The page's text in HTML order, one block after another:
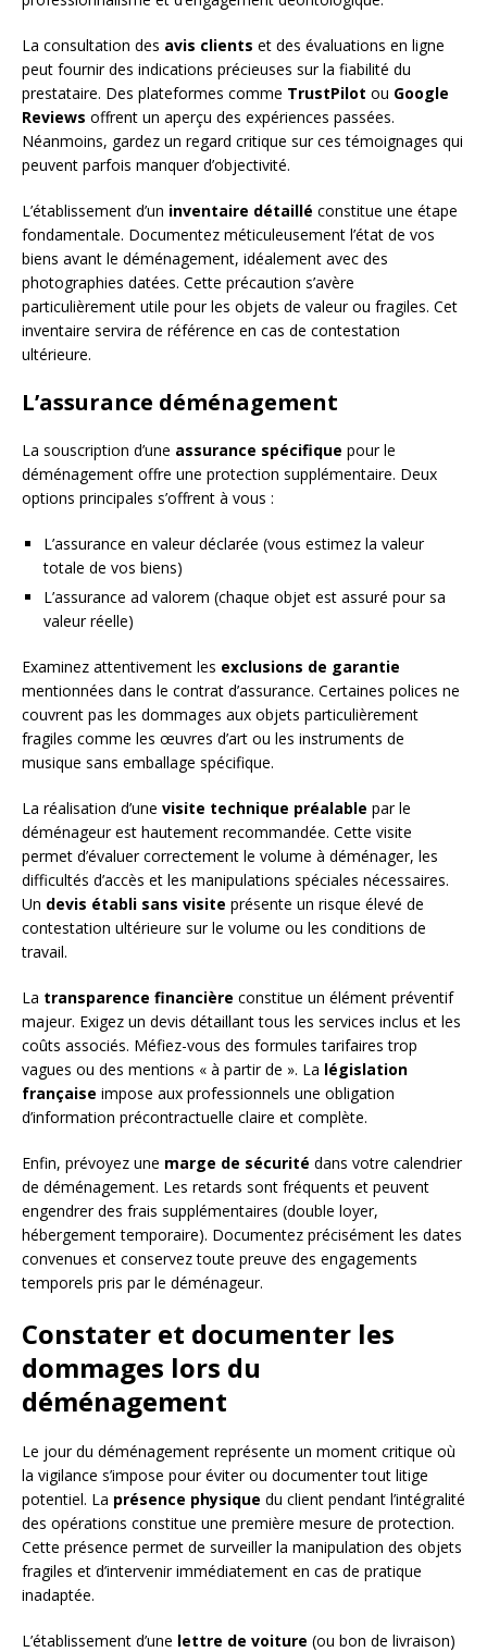
La consultation des avis clients et des évaluations en ligne
peut fournir des indications précieuses sur la fiabilité du
prestataire. Des plateformes comme TrustPilot ou Google
Reviews offrent un aperçu des expériences passées.
Néanmoins, gardez un regard critique sur ces témoignages qui
peuvent parfois manquer d’objectivité.
L’établissement d’un inventaire détaillé constitue une étape
fondamentale. Documentez méticuleusement l’état de vos
biens avant le déménagement, idéalement avec des
photographies datées. Cette précaution s’avère
particulièrement utile pour les objets de valeur ou fragiles. Cet
inventaire servira de référence en cas de contestation
ultérieure.
L’assurance déménagement
La souscription d’une assurance spécifique pour le
déménagement offre une protection supplémentaire. Deux
options principales s’offrent à vous :
L’assurance en valeur déclarée (vous estimez la valeur
totale de vos biens)
L’assurance ad valorem (chaque objet est assuré pour sa
valeur réelle)
Examinez attentivement les exclusions de garantie
mentionnées dans le contrat d’assurance. Certaines polices ne
couvrent pas les dommages aux objets particulièrement
fragiles comme les œuvres d’art ou les instruments de
musique sans emballage spécifique.
La réalisation d’une visite technique préalable par le
déménageur est hautement recommandée. Cette visite
permet d’évaluer correctement le volume à déménager, les
difficultés d’accès et les manipulations spéciales nécessaires.
Un devis établi sans visite présente un risque élevé de
contestation ultérieure sur le volume ou les conditions de
travail.
La transparence financière constitue un élément préventif
majeur. Exigez un devis détaillant tous les services inclus et les
coûts associés. Méfiez-vous des formules tarifaires trop
vagues ou des mentions « à partir de ». La législation
française impose aux professionnels une obligation
d’information précontractuelle claire et complète.
Enfin, prévoyez une marge de sécurité dans votre calendrier
de déménagement. Les retards sont fréquents et peuvent
engendrer des frais supplémentaires (double loyer,
hébergement temporaire). Documentez précisément les dates
convenues et conservez toute preuve des engagements
temporels pris par le déménageur.
Constater et documenter les
dommages lors du
déménagement
Le jour du déménagement représente un moment critique où
la vigilance s’impose pour éviter ou documenter tout litige
potentiel. La présence physique du client pendant l’intégralité
des opérations constitue une première mesure de protection.
Cette présence permet de surveiller la manipulation des objets
fragiles et d’intervenir immédiatement en cas de pratique
inadaptée.
L’établissement d’une lettre de voiture (ou bon de livraison)